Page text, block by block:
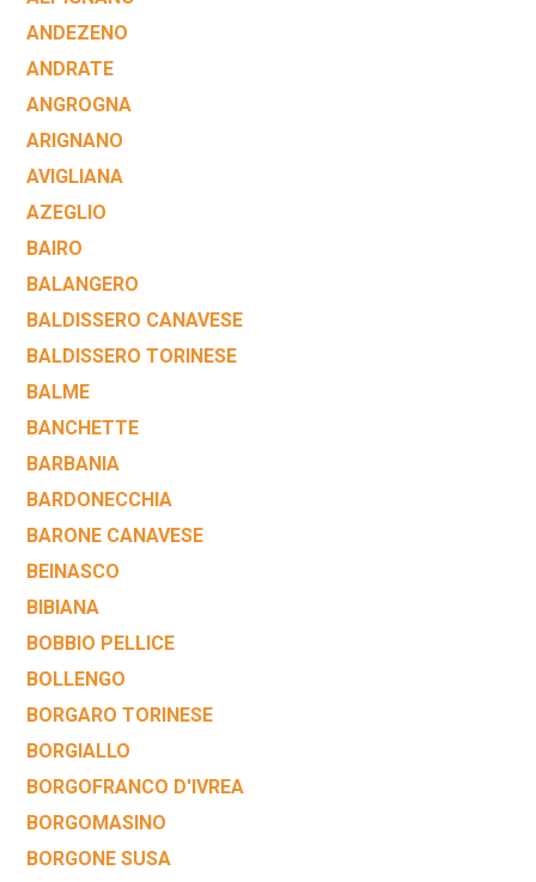
ANDEZENO
ANDRATE
ANGROGNA
ARIGNANO
AVIGLIANA
AZEGLIO
BAIRO
BALANGERO
BALDISSERO CANAVESE
BALDISSERO TORINESE
BALME
BANCHETTE
BARBANIA
BARDONECCHIA
BARONE CANAVESE
BEINASCO
BIBIANA
BOBBIO PELLICE
BOLLENGO
BORGARO TORINESE
BORGIALLO
BORGOFRANCO D'IVREA
BORGOMASINO
BORGONE SUSA